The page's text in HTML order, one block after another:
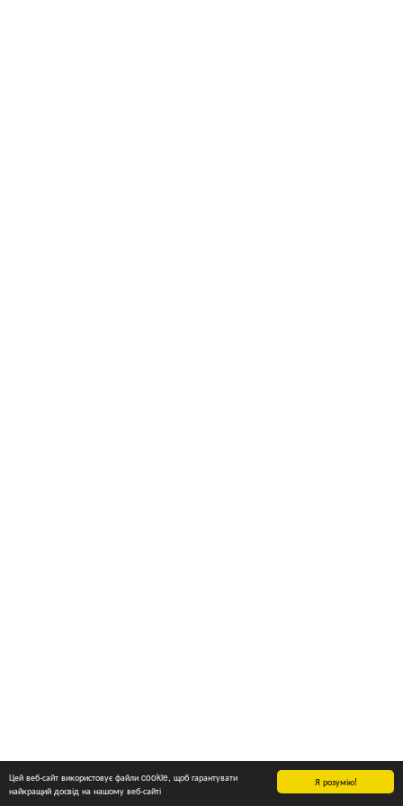
Я розумію!
Цей веб-сайт використовує файли cookie, щоб гарантувати
найкращий досвід на нашому веб-сайті